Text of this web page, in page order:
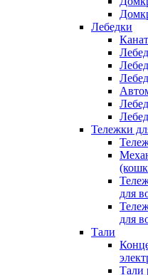
Лебедки
Тележки
для
для
Тали
Тали